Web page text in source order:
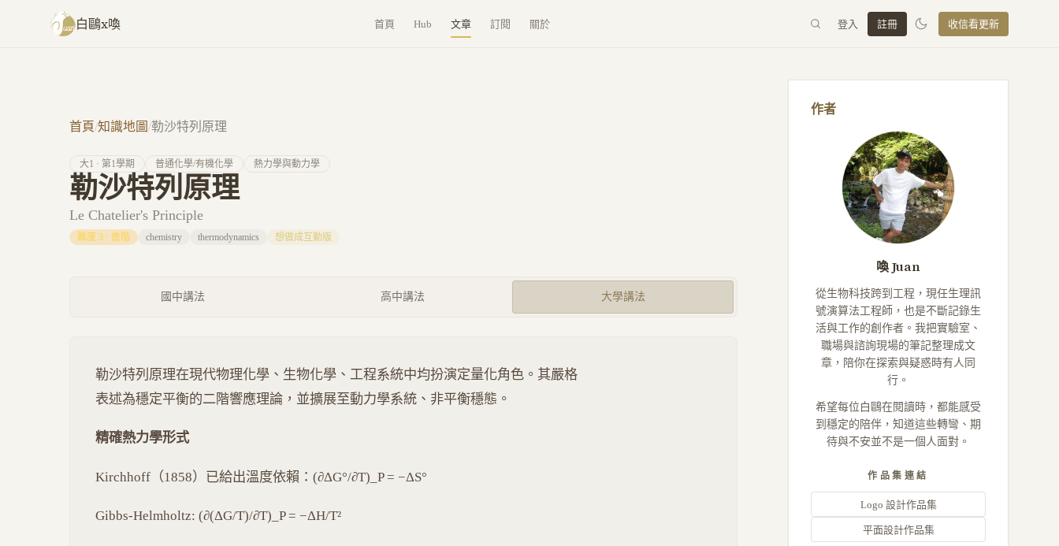
跳至主要內容
白鷗x喚 首頁 Hub 文章 訂閱 關於 登入 註冊 收信看更新
首頁/知識地圖/勒沙特列原理
大1 · 第1學期 普通化學/有機化學 熱力學與動力學
勒沙特列原理
Le Chatelier's Principle
難度 3 · 進階 chemistry thermodynamics 想做成互動版
國中講法 高中講法 大學講法
勒沙特列原理在現代物理化學、生物化學、工程系統中均扮演定量化角色。其嚴格
表述為穩定平衡的二階響應理論，並擴展至動力學系統、非平衡穩態。
精確熱力學形式
Kirchhoff（1858）已給出溫度依賴：(∂ΔG°/∂T)_P = −ΔS°
Gibbs-Helmholtz: (∂(ΔG/T)/∂T)_P = −ΔH/T²
作者
喚 Juan
從生物科技跨到工程，現任生理訊
號演算法工程師，也是不斷記錄生
活與工作的創作者。我把實驗室、
職場與諮詢現場的筆記整理成文
章，陪你在探索與疑惑時有人同
行。
希望每位白鷗在閱讀時，都能感受
到穩定的陪伴，知道這些轉彎、期
待與不安並不是一個人面對。
作品集連結
Logo 設計作品集
平面設計作品集